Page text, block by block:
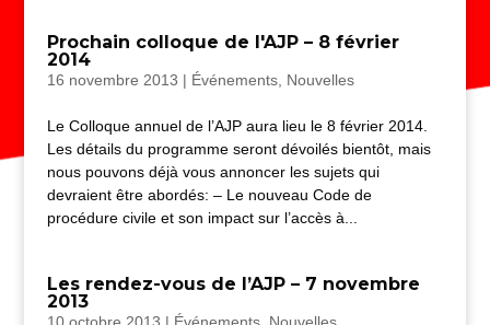
Prochain colloque de l'AJP – 8 février
2014
16 novembre 2013 | Événements, Nouvelles
Le Colloque annuel de l’AJP aura lieu le 8 février 2014.
Les détails du programme seront dévoilés bientôt, mais
nous pouvons déjà vous annoncer les sujets qui
devraient être abordés: – Le nouveau Code de
procédure civile et son impact sur l’accès à...
Les rendez-vous de l’AJP – 7 novembre
2013